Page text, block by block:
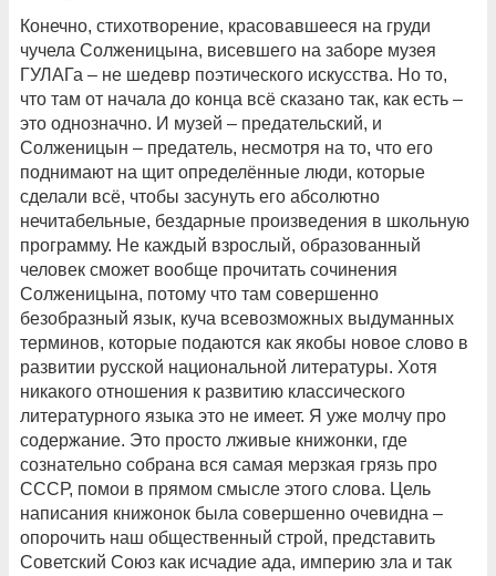
Конечно, стихотворение, красовавшееся на груди
чучела Солженицына, висевшего на заборе музея
ГУЛАГа – не шедевр поэтического искусства. Но то,
что там от начала до конца всё сказано так, как есть –
это однозначно. И музей – предательский, и
Солженицын – предатель, несмотря на то, что его
поднимают на щит определённые люди, которые
сделали всё, чтобы засунуть его абсолютно
нечитабельные, бездарные произведения в школьную
программу. Не каждый взрослый, образованный
человек сможет вообще прочитать сочинения
Солженицына, потому что там совершенно
безобразный язык, куча всевозможных выдуманных
терминов, которые подаются как якобы новое слово в
развитии русской национальной литературы. Хотя
никакого отношения к развитию классического
литературного языка это не имеет. Я уже молчу про
содержание. Это просто лживые книжонки, где
сознательно собрана вся самая мерзкая грязь про
СССР, помои в прямом смысле этого слова. Цель
написания книжонок была совершенно очевидна –
опорочить наш общественный строй, представить
Советский Союз как исчадие ада, империю зла и так